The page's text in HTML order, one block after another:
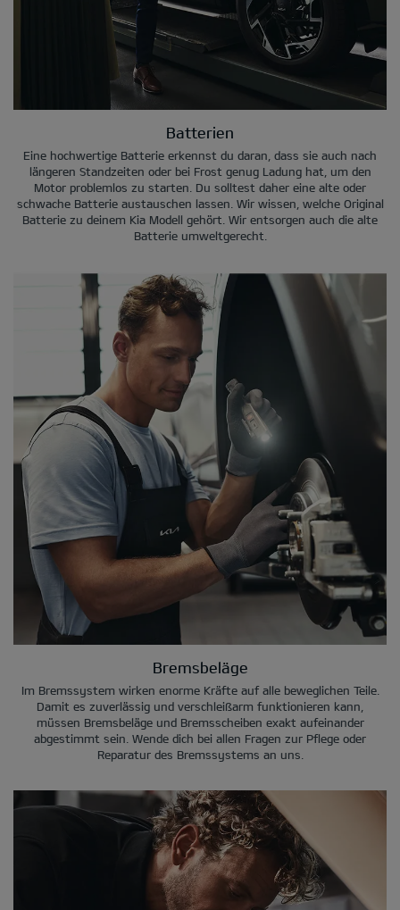
Batterien
Eine hochwertige Batterie erkennst du daran, dass sie auch nach
längeren Standzeiten oder bei Frost genug Ladung hat, um den
Motor problemlos zu starten. Du solltest daher eine alte oder
schwache Batterie austauschen lassen. Wir wissen, welche Original
Batterie zu deinem Kia Modell gehört. Wir entsorgen auch die alte
Batterie umweltgerecht.
Bremsbeläge
Im Bremssystem wirken enorme Kräfte auf alle beweglichen Teile.
Damit es zuverlässig und verschleißarm funktionieren kann,
müssen Bremsbeläge und Bremsscheiben exakt aufeinander
abgestimmt sein. Wende dich bei allen Fragen zur Pflege oder
Reparatur des Bremssystems an uns.